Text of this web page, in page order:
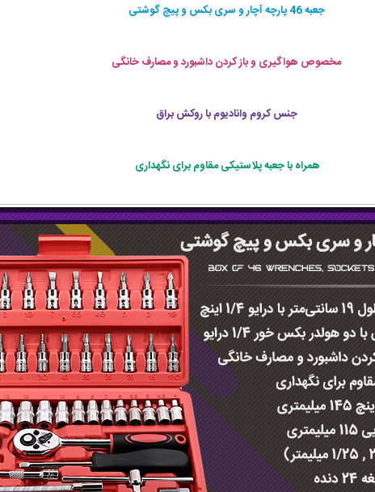
جعبه 46 پارچه آچار و سری بکس و پیچ گوشتی
مخصوص هواگیری و باز کردن داشبورد و مصارف خانگی
جنس کروم وانادیوم با روکش براق
همراه با جعبه پلاستیکی مقاوم برای نگهداری